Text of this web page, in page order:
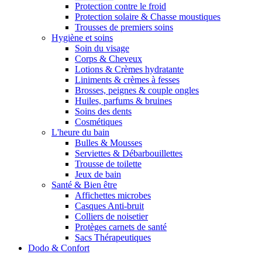
Protection contre le froid
Protection solaire & Chasse moustiques
Trousses de premiers soins
Hygiène et soins
Soin du visage
Corps & Cheveux
Lotions & Crèmes hydratante
Liniments & crèmes à fesses
Brosses, peignes & couple ongles
Huiles, parfums & bruines
Soins des dents
Cosmétiques
L'heure du bain
Bulles & Mousses
Serviettes & Débarbouillettes
Trousse de toilette
Jeux de bain
Santé & Bien être
Affichettes microbes
Casques Anti-bruit
Colliers de noisetier
Protèges carnets de santé
Sacs Thérapeutiques
Dodo & Confort